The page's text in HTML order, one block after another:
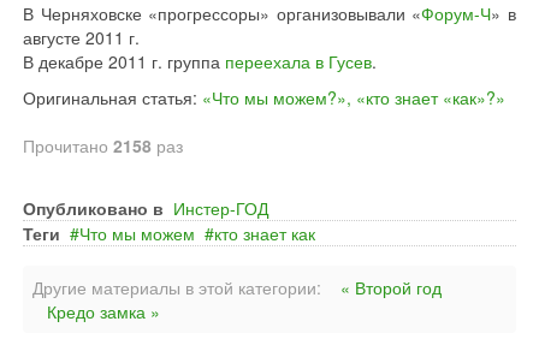
В Черняховске «прогрессоры» организовывали «Форум-Ч» в
августе 2011 г.
В декабре 2011 г. группа переехала в Гусев.
Оригинальная статья: «Что мы можем?», «кто знает «как»?»
Прочитано 2158 раз
Опубликовано в Инстер-ГОД
Теги
Что мы можем кто знает как
Другие материалы в этой категории:
« Второй год
Кредо замка »